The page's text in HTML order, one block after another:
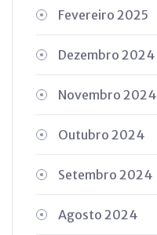
Fevereiro 2025
Dezembro 2024
Novembro 2024
Outubro 2024
Setembro 2024
Agosto 2024